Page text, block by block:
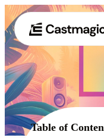
Produit
02 Cas
Table of